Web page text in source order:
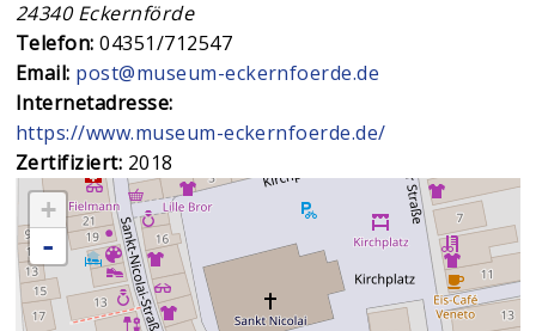
24340 Eckernförde
Telefon:04351/712547
Email: post@museum-eckernfoerde.de
Internetadresse:
https://www.museum-eckernfoerde.de/
Zertifiziert: 2018
+
-